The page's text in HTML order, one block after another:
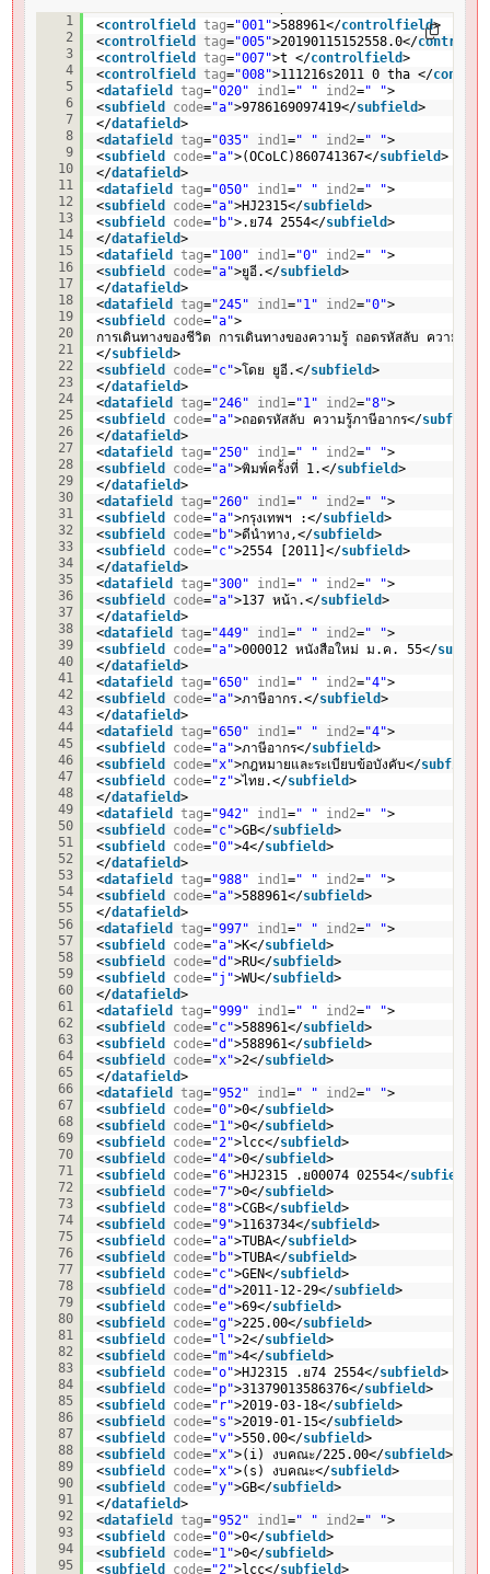
1
2
3
4
5
6
7
8
9
10
11
12
13
14
15
16
17
18
19
20
21
22
23
24
25
26
27
28
29
30
31
32
33
34
35
36
37
38
39
40
41
42
43
44
45
46
47
48
49
50
51
52
53
54
55
56
57
58
59
60
61
62
63
64
65
66
67
68
69
70
71
72
73
74
75
76
77
78
79
80
81
82
83
84
85
86
87
88
89
90
91
92
93
94
95
<leader> nam a22 a 4500</leader>
<controlfield tag="001">588961</controlfield>
<controlfield tag="005">20190115152558.0</
<controlfield tag="007">t </controlfield>
<controlfield tag="008">111216s2011 0 tha </
<datafield tag="020" ind1=" " ind2=" ">
<subfield code="a">9786169097419</subfield>
</datafield>
<datafield tag="035" ind1=" " ind2=" ">
<subfield code="a">(OCoLC)860741367</subfield>
</datafield>
<datafield tag="050" ind1=" " ind2=" ">
<subfield code="a">HJ2315</subfield>
<subfield code="b">.ย74 2554</subfield>
</datafield>
<datafield tag="100" ind1="0" ind2=" ">
<subfield code="a">ยูอี.</subfield>
</datafield>
<datafield tag="245" ind1="1" ind2="0">
<subfield code="a">
การเดินทางของชีวิต การเดินทางของความรู้ ถอดรหัสลับ ความรู้ภ
</subfield>
<subfield code="c">โดย ยูอี.</subfield>
</datafield>
<datafield tag="246" ind1="1" ind2="8">
<subfield code="a">ถอดรหัสลับ ความรู้ภาษีอากร</subfield
</datafield>
<datafield tag="250" ind1=" " ind2=" ">
<subfield code="a">พิมพ์ครั้งที่ 1.</subfield>
</datafield>
<datafield tag="260" ind1=" " ind2=" ">
<subfield code="a">กรุงเทพฯ :</subfield>
<subfield code="b">ดีนำทาง,</subfield>
<subfield code="c">2554 [2011]</subfield>
</datafield>
<datafield tag="300" ind1=" " ind2=" ">
<subfield code="a">137 หน้า.</subfield>
</datafield>
<datafield tag="449" ind1=" " ind2=" ">
<subfield code="a">000012 หนังสือใหม่ ม.ค. 55</
</datafield>
<datafield tag="650" ind1=" " ind2="4">
<subfield code="a">ภาษีอากร.</subfield>
</datafield>
<datafield tag="650" ind1=" " ind2="4">
<subfield code="a">ภาษีอากร</subfield>
<subfield code="x">กฎหมายและระเบียบข้อบังคับ</subfield
<subfield code="z">ไทย.</subfield>
</datafield>
<datafield tag="942" ind1=" " ind2=" ">
<subfield code="c">GB</subfield>
<subfield code="0">4</subfield>
</datafield>
<datafield tag="988" ind1=" " ind2=" ">
<subfield code="a">588961</subfield>
</datafield>
<datafield tag="997" ind1=" " ind2=" ">
<subfield code="a">K</subfield>
<subfield code="d">RU</subfield>
<subfield code="j">WU</subfield>
</datafield>
<datafield tag="999" ind1=" " ind2=" ">
<subfield code="c">588961</subfield>
<subfield code="d">588961</subfield>
<subfield code="x">2</subfield>
</datafield>
<datafield tag="952" ind1=" " ind2=" ">
<subfield code="0">0</subfield>
<subfield code="1">0</subfield>
<subfield code="2">lcc</subfield>
<subfield code="4">0</subfield>
<subfield code="6">HJ2315 .ย00074 02554</subfield
<subfield code="7">0</subfield>
<subfield code="8">CGB</subfield>
<subfield code="9">1163734</subfield>
<subfield code="a">TUBA</subfield>
<subfield code="b">TUBA</subfield>
<subfield code="c">GEN</subfield>
<subfield code="d">2011-12-29</subfield>
<subfield code="e">69</subfield>
<subfield code="g">225.00</subfield>
<subfield code="l">2</subfield>
<subfield code="m">4</subfield>
<subfield code="o">HJ2315 .ย74 2554</subfield>
<subfield code="p">31379013586376</subfield>
<subfield code="r">2019-03-18</subfield>
<subfield code="s">2019-01-15</subfield>
<subfield code="v">550.00</subfield>
<subfield code="x">(i) งบคณะ/225.00</subfield>
<subfield code="x">(s) งบคณะ</subfield>
<subfield code="y">GB</subfield>
</datafield>
<datafield tag="952" ind1=" " ind2=" ">
<subfield code="0">0</subfield>
<subfield code="1">0</subfield>
<subfield code="2">lcc</subfield>